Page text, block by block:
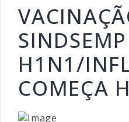
H1N1/
COMEÇA